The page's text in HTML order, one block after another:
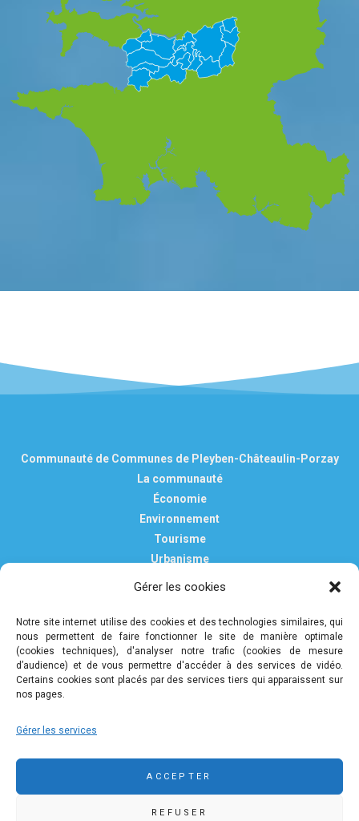
Gérer les cookies
Notre site internet utilise des cookies et des technologies similaires, qui
nous permettent de faire fonctionner le site de manière optimale
(cookies techniques), d'analyser notre trafic (cookies de mesure
d’audience) et de vous permettre d'accéder à des services de vidéo.
Certains cookies sont placés par des services tiers qui apparaissent sur
nos pages.
Gérer les services
ACCEPTER
REFUSER
Communauté de Communes de Pleyben-Châteaulin-Porzay
La communauté
Économie
Environnement
Tourisme
Urbanisme
Mentions légales
Politique de confidentialité et de protection des données
personnelles
02 98 86 36 46